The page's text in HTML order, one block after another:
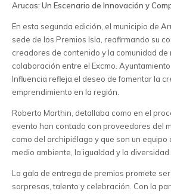
Arucas: Un Escenario de Innovación y
En esta segunda edición, el municipio de
sede de los Premios Isla, reafirmando su
creadores de contenido y la comunidad de
colaboración entre el Excmo.
Influencia refleja el deseo de fomentar la
emprendimiento en la región.
Roberto Marthin, detallaba como en el
evento han contado con proveedores del
como del archipiélago y que son un equipo
medio ambiente, la igualdad y la diversidad.
La gala de entrega de premios promete
sorpresas, talento y celebración. Con la